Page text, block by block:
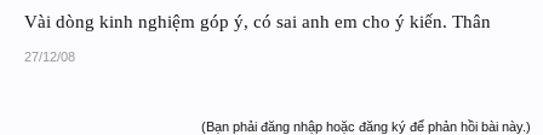
Vài dòng kinh nghiệm góp ý, có sai anh em cho ý kiến. Thân
27/12/08
(Bạn phải đăng nhập hoặc đăng ký để phản hồi bài này.)